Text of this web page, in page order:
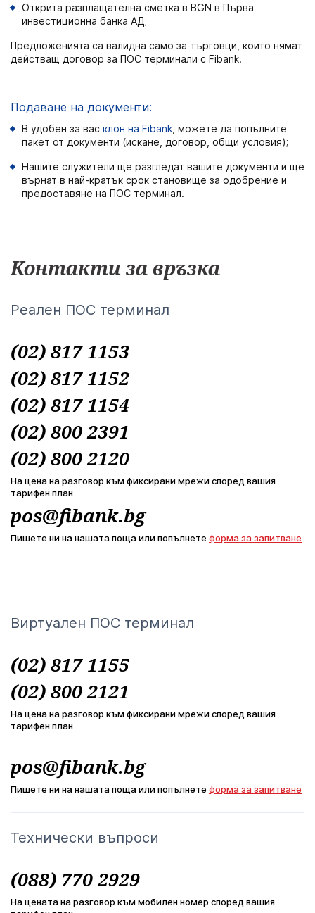
Открита разплащателна сметка в BGN в Първа
инвестиционна банка АД;
Предложенията са валидна само за търговци, които нямат
действащ договор за ПОС терминали с Fibank.
Подаване на документи:
В удобен за вас клон на Fibank , можете да попълните
пакет от документи (искане, договор, общи условия);
Нашите служители ще разгледат вашите документи и ще
върнат в най-кратък срок становище за одобрение и
предоставяне на ПОС терминал.
Контакти за връзка
Реален ПОС терминал
(02) 817 1153
(02) 817 1152
(02) 817 1154
(02) 800 2391
(02) 800 2120
На цена на разговор към фиксирани мрежи според вашия
тарифен план
pos@fibank.bg
Пишете ни на нашата поща или попълнете форма за запитване
Виртуален ПОС терминал
(02) 817 1155
(02) 800 2121
На цена на разговор към фиксирани мрежи според вашия
тарифен план
pos@fibank.bg
Пишете ни на нашата поща или попълнете форма за запитване
Технически въпроси
(088) 770 2929
На цената на разговор към мобилен номер според вашия